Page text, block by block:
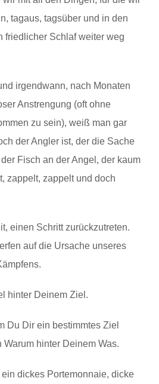
tagaus, tagsüber und in den
friedlicher Schlaf weiter weg
irgendwann, nach Monaten
Anstrengung (oft ohne
zu sein), weiß man gar
der Angler ist, der die Sache
Fisch an der Angel, der kaum
zappelt, zappelt und doch
einen Schritt zurückzutreten.
auf die Ursache unseres
hinter Deinem Ziel.
Du Dir ein bestimmtes Ziel
Warum hinter Deinem Was.
dickes Portemonnaie, dicke